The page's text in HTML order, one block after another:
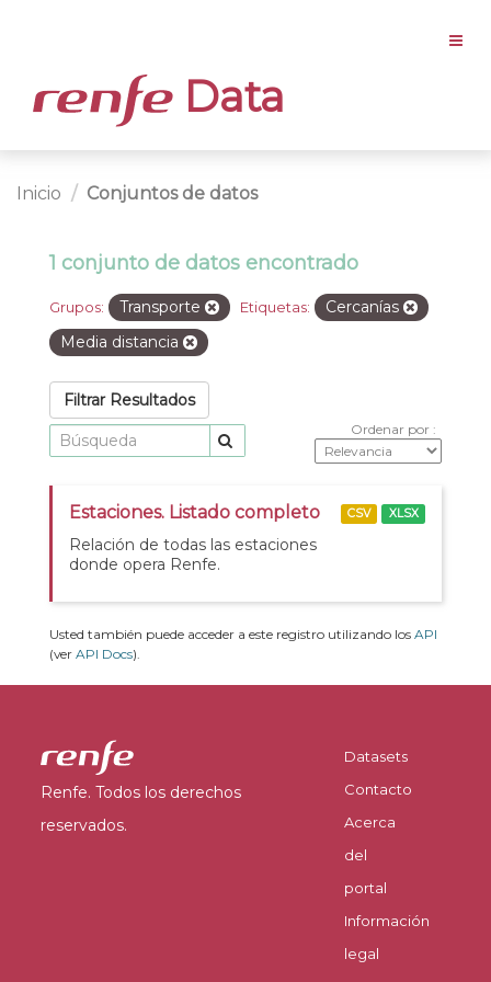
Data
Inicio Conjuntos de datos
1 conjunto de datos encontrado
Grupos: Transporte Etiquetas:
Cercanías
Media distancia
Filtrar Resultados
Ordenar por
Estaciones. Listado completo
Relación de todas las estaciones
donde opera Renfe.
CSV XLSX
Usted también puede acceder a este registro utilizando los API
(ver API Docs).
Renfe. Todos los derechos
reservados.
Datasets
Contacto
Acerca
del
portal
Información
legal